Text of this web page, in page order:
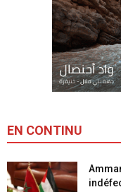
EN CONTINU